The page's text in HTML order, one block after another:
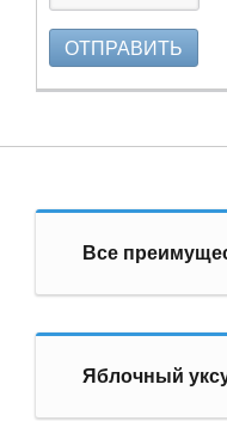
ОТПРАВИТЬ
Все
Яблочный